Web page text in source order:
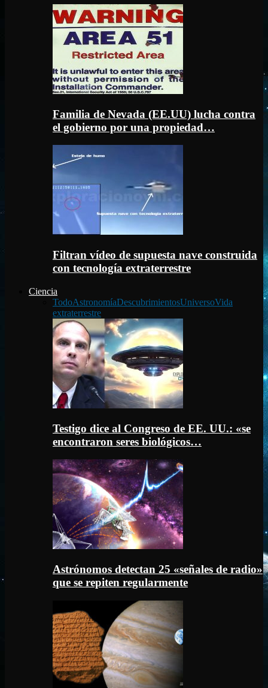
Familia de Nevada (EE.UU) lucha contra
el gobierno por una propiedad…
Filtran vídeo de supuesta nave construida
con tecnología extraterrestre
Ciencia
TodoAstronomíaDescubrimientosUniversoVida
extraterrestre
Testigo dice al Congreso de EE. UU.: «se
encontraron seres biológicos…
Astrónomos detectan 25 «señales de radio»
que se repiten regularmente